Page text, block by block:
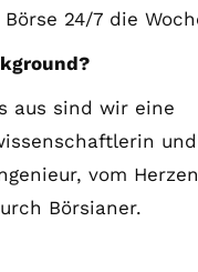
24/7 die
aus sind wir eine
vom
Börsianer.